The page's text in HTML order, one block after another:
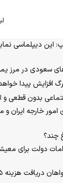
این دیپلماسی
سعودی در مرز
افزایش پیدا
بدون قطعی
خارجه ایران و
چند؟
دولت برای